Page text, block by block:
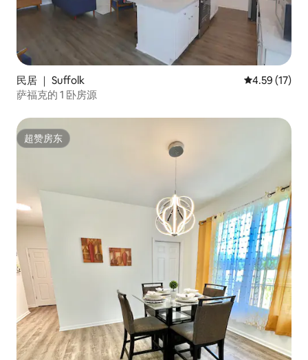
民居 ｜ Suffolk 平均评分
4.59 (17)
萨福克的 1 卧房源
超赞房东
超赞房东